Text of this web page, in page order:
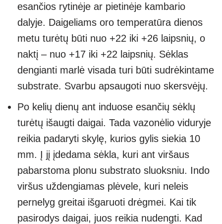
esančios rytinėje ar pietinėje kambario
dalyje. Daigeliams oro temperatūra dienos
metu turėtų būti nuo +22 iki +26 laipsnių, o
naktį – nuo +17 iki +22 laipsnių. Sėklas
dengianti marlė visada turi būti sudrėkintame
substrate. Svarbu apsaugoti nuo skersvėjų.
Po kelių dienų ant induose esančių sėklų
turėtų išaugti daigai. Tada vazonėlio viduryje
reikia padaryti skylę, kurios gylis siekia 10
mm. Į jį įdedama sėkla, kuri ant viršaus
pabarstoma plonu substrato sluoksniu. Indo
viršus uždengiamas plėvele, kuri neleis
pernelyg greitai išgaruoti drėgmei. Kai tik
pasirodys daigai, juos reikia nudengti. Kad